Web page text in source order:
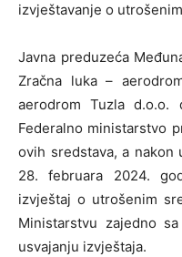
izvještavanje o
Javna preduzeća
Zračna luka –
aerodrom Tuzla d.o.o.
Federalno ministarstvo
ovih sredstava, a nakon
28. februara 2024.
izvještaj o utrošenim
Ministarstvu zajedno
usvajanju izvještaja.